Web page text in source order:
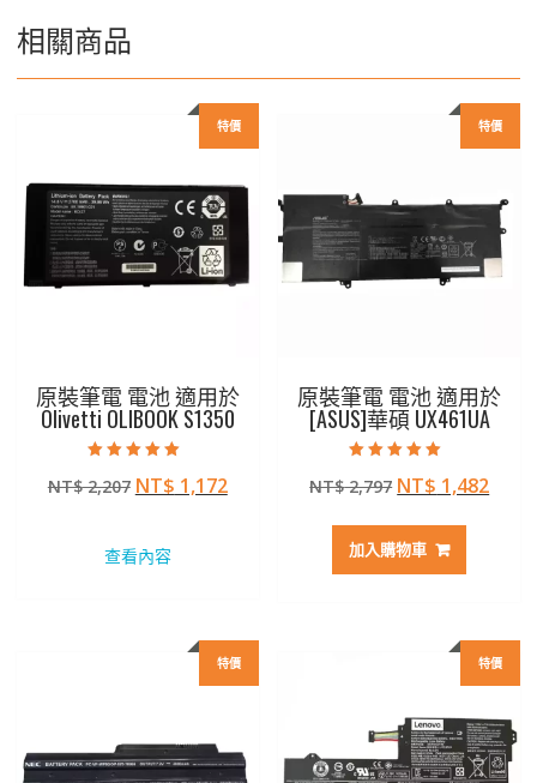
相關商品
特價
原裝筆電 電池 適用於
Olivetti OLIBOOK S1350
5.00
滿分 5
NT$2,207 原
格：
NT$ 1,172目
查看內容
特價
原裝筆電 電池 適用於
[ASUS]華碩 UX461UA
5.00
滿分 5
NT$2,797 原
價
格：
NT$ 1,482目
加入購物車
特價 特價